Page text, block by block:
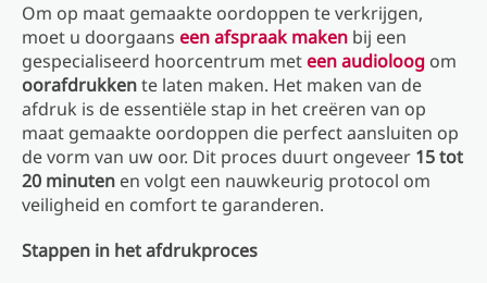
Om op maat gemaakte oordoppen te verkrijgen,
moet u doorgaans een afspraak maken bij een
gespecialiseerd hoorcentrum meteen audioloog om
oorafdrukkente laten maken. Het maken van de
afdruk is de essentiële stap in het creëren van op
maat gemaakte oordoppen die perfect aansluiten op
de vorm van uw oor. Dit proces duurt ongeveer 15 tot
20 minuten en volgt een nauwkeurig protocol om
veiligheid en comfort te garanderen.
Stappen in het afdrukproces